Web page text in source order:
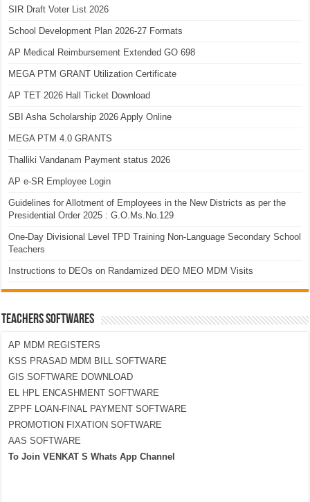
SIR Draft Voter List 2026
School Development Plan 2026-27 Formats
AP Medical Reimbursement Extended GO 698
MEGA PTM GRANT Utilization Certificate
AP TET 2026 Hall Ticket Download
SBI Asha Scholarship 2026 Apply Online
MEGA PTM 4.0 GRANTS
Thalliki Vandanam Payment status 2026
AP e-SR Employee Login
Guidelines for Allotment of Employees in the New Districts as per the
Presidential Order 2025 : G.O.Ms.No.129
One-Day Divisional Level TPD Training Non-Language Secondary School
Teachers
Instructions to DEOs on Randamized DEO MEO MDM Visits
TEACHERS SOFTWARES
AP MDM REGISTERS
KSS PRASAD MDM BILL SOFTWARE
GIS SOFTWARE DOWNLOAD
EL HPL ENCASHMENT SOFTWARE
ZPPF LOAN-FINAL PAYMENT SOFTWARE
PROMOTION FIXATION SOFTWARE
AAS SOFTWARE
To Join VENKAT S Whats App Channel